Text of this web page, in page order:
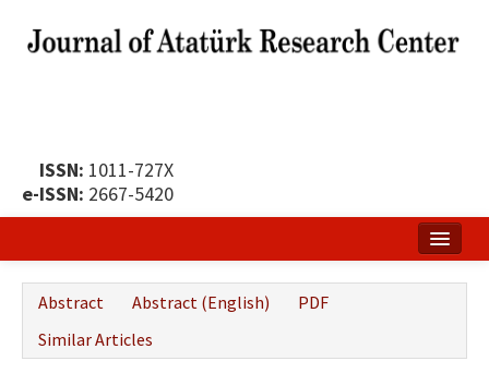
ISSN: 1011-727X
e-ISSN: 2667-5420
Publication Policy
Abstract Abstract (English)
PDF
Similar Articles